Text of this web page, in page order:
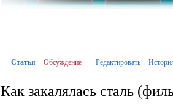
Статья Обсуждение Редактировать
Как закалялась сталь